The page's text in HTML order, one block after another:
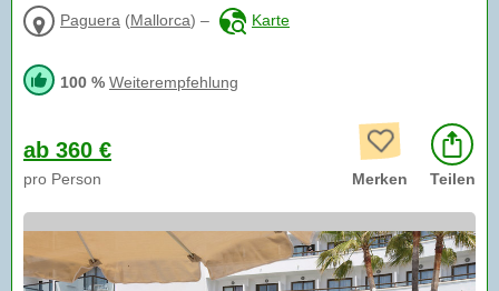
Paguera (Mallorca) – Karte
100 % Weiterempfehlung
ab 360 €
pro Person Merken Teilen